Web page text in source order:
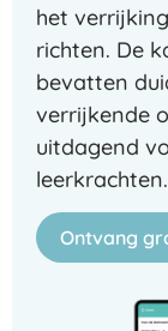
het
richten. De
bevatten
verrijkende
uitdagend
leerkrachten.
Ontvang